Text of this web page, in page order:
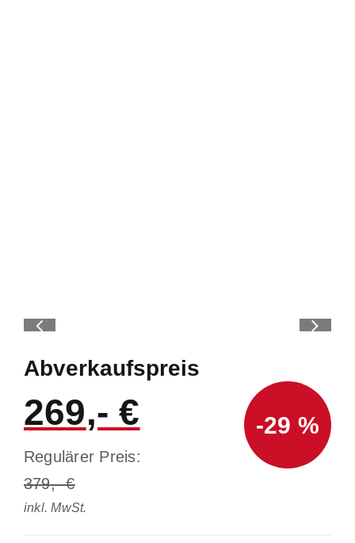
Abverkaufspreis
269
Regulärer Preis:
379
inkl. MwSt.
-29 %